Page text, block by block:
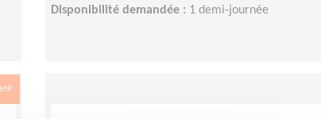
Disponibilité demandée : 1 demi-journée